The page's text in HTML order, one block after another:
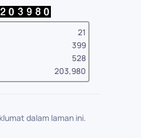
21
399
528
203,980
dalam laman ini.